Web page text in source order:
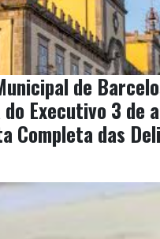
de
Executivo 3 de
Completa das